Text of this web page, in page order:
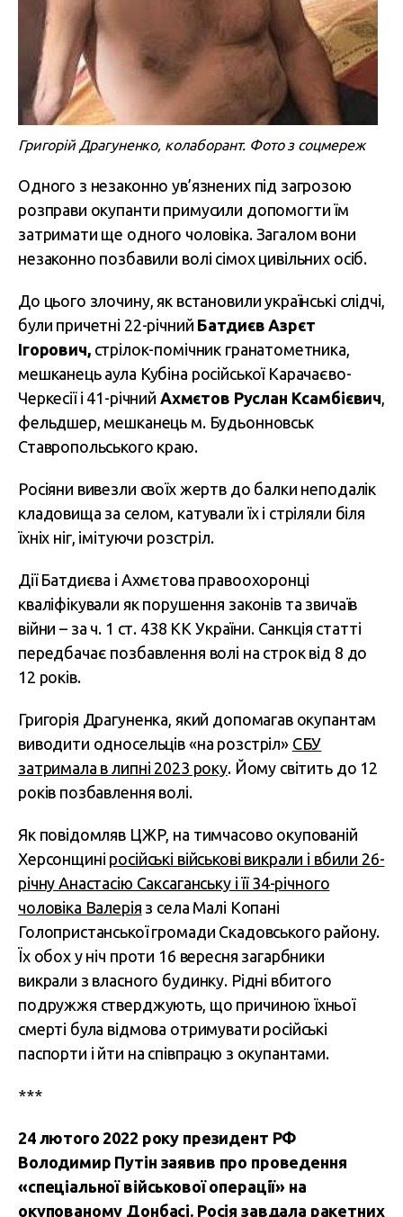
Григорій Драгуненко, колаборант. Фото з соцмереж
Одного з незаконно ув’язнених під загрозою
розправи окупанти примусили допомогти їм
затримати ще одного чоловіка. Загалом вони
незаконно позбавили волі сімох цивільних осіб.
До цього злочину, як встановили українські слідчі,
були причетні 22-річний Батдиєв Азрєт
Ігорович, стрілок-помічник гранатометника,
мешканець аула Кубіна російської Карачаєво-
Черкесії і 41-річний Ахмєтов Руслан Ксамбієвич,
фельдшер, мешканець м. Будьонновськ
Ставропольського краю.
Росіяни вивезли своїх жертв до балки неподалік
кладовища за селом, катували їх і стріляли біля
їхніх ніг, імітуючи розстріл.
Дії Батдиєва і Ахмєтова правоохоронці
кваліфікували як порушення законів та звичаїв
війни – за ч. 1 ст. 438 КК України. Санкція статті
передбачає позбавлення волі на строк від 8 до
12 років.
Григорія Драгуненка, який допомагав окупантам
виводити односельців «на розстріл» СБУ
затримала в липні 2023 року. Йому світить до 12
років позбавлення волі.
Як повідомляв ЦЖР, на тимчасово окупованій
Херсонщині російські військові викрали і вбили 26-
річну Анастасію Саксаганську і її 34-річного
чоловіка Валерія з села Малі Копані
Голопристанської громади Скадовського району.
Їх обох у ніч проти 16 вересня загарбники
викрали з власного будинку. Рідні вбитого
подружжя стверджують, що причиною їхньої
смерті була відмова отримувати російські
паспорти і йти на співпрацю з окупантами.
***
24 лютого 2022 року президент РФ
Володимир Путін заявив про проведення
«спеціальної військової операції» на
окупованому Донбасі. Росія завдала ракетних